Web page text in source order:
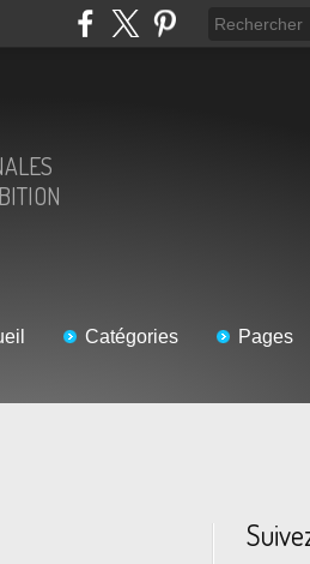
Catégories Pages